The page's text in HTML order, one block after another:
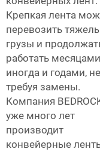
Крепкая лента
перевозить
грузы и
работать
иногда и годами, не
требуя замены.
Компания
уже много лет
производит
конвейерные